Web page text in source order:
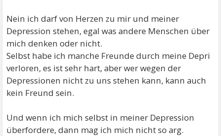
Versagerin. Akzeptiere das was du noch gut kannst,
trotz deiner Depression.
Verachte dich nicht, mache die Depression zu deiner
Freundin, lehne dich nicht ab, tue das mit deiner
Depression, was du weiterhin noch gut kannst, deine
Lebensträume, lasse die dir wegen deiner Depri nicht
schämen, verliere trotz Depri, bitte nie ganz den Mut.
Nein ich darf von Herzen zu mir und meiner
Depression stehen, egal was andere Menschen über
mich denken oder nicht.
Selbst habe ich manche Freunde durch meine Depri
verloren, es ist sehr hart, aber wer wegen der
Depressionen nicht zu uns stehen kann, kann auch
kein Freund sein.
Und wenn ich mich selbst in meiner Depression
überfordere, dann mag ich mich nicht so arg.